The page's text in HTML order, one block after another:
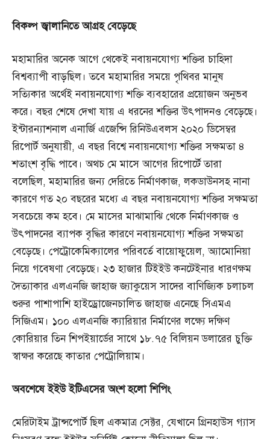
বিকল্পজ্বালানিতেআগ্রহবেড়েছে
মহামারির অনেক আগে থেকেই নবায়নযোগ্য শক্তির চাহিদা
বিশ্বব্যাপী বাড়ছিল। তবে মহামারির সময়ে পৃথিবর মানুষ
সত্যিকার অর্থেই নবায়নযোগ্য শক্তি ব্যবহারের প্রয়োজন অনুভব
করে। বছর শেষে দেখা যায় এ ধরনের শক্তির উৎপাদনও বেড়েছে।
ইন্টারন্যাশনাল এনার্জি এজেন্সি রিনিউএবলস ২০২০ ডিসেম্বর
রিপোর্ট অনুযায়ী, এ বছর বিশ্বে নবায়নযোগ্য শক্তির সক্ষমতা ৪
শতাংশ বৃদ্ধি পাবে। অথচ মে মাসে আগের রিপোর্টে তারা
বলেছিল, মহামারির জন্য দেরিতে নির্মাণকাজ, লকডাউনসহ নানা
কারণে গত ২০ বছরের মধ্যে এ বছর নবায়নযোগ্য শক্তির সক্ষমতা
সবচেয়ে কম হবে। মে মাসের মাঝামাঝি থেকে নির্মাণকাজ ও
উৎপাদনের ব্যাপক বৃদ্ধির কারণে নবায়নযোগ্য শক্তির সক্ষমতা
বেড়েছে। পেট্রোকেমিক্যালের পরিবর্তে বায়োফুয়েল, অ্যামোনিয়া
নিয়ে গবেষণা বেড়েছে। ২৩ হাজার টিইইউ কনটেইনার ধারণক্ষম
দৈত্যাকার এলএনজি জাহাজ জ্যাকুয়েস সাদের বাণিজ্যিক চলাচল
শুরুর পাশাপাশি হাইড্রোজেনচালিত জাহাজ এনেছে সিএমএ
সিজিএম। ১০০ এলএনজি ক্যারিয়ার নির্মাণের লক্ষ্যে দক্ষিণ
কোরিয়ার তিন শিপইয়ার্ডের সাথে ১৮.৭৫ বিলিয়ন ডলারের চুক্তি
স্বাক্ষর করেছে কাতার পেট্রোলিয়াম।
অবশেষেইইউইটিএসেরঅংশহলোশিপিং
মেরিটাইম ট্রান্সপোর্ট ছিল একমাত্র সেক্টর, যেখানে গ্রিনহাউস গ্যাস